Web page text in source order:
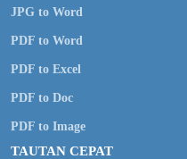
JPG to Word
PDF to Word
PDF to Excel
PDF to Doc
PDF to Image
TAUTAN CEPAT